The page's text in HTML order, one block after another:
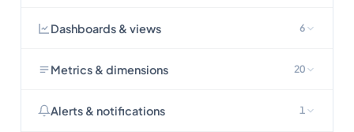
Dashboards & views 6
Metrics & dimensions 20
Alerts & notifications 1